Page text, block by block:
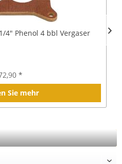
4" Phenol 4 bbl Vergaser
*
Sie mehr